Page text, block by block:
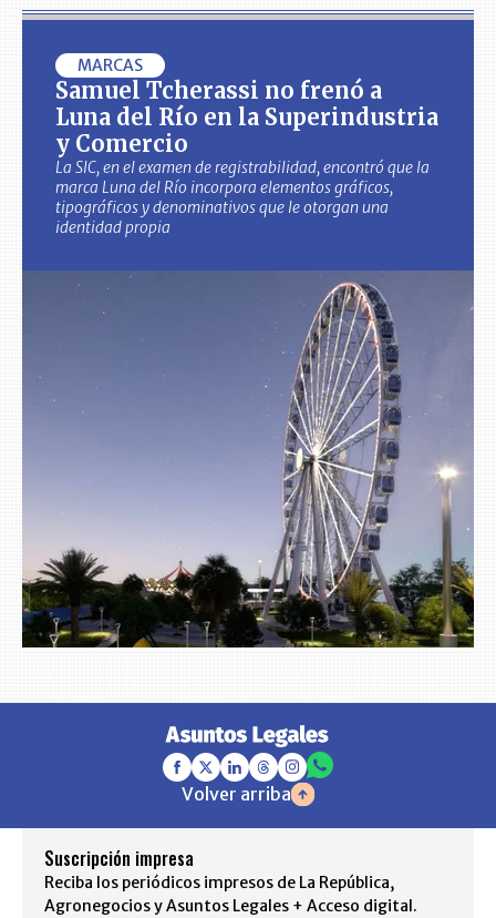
MARCAS
Samuel Tcherassi no frenó a
Luna del Río en la Superindustria
y Comercio
La SIC, en el examen de registrabilidad, encontró que la
marca Luna del Río incorpora elementos gráficos,
tipográficos y denominativos que le otorgan una
identidad propia
Volver arriba
Suscripción impresa
Reciba los periódicos impresos de La República,
Agronegocios y Asuntos Legales + Acceso digital.